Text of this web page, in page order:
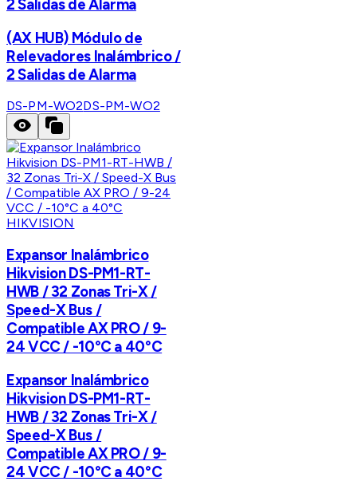
2 Salidas de Alarma
(AX HUB) Módulo de
Relevadores Inalámbrico /
2 Salidas de Alarma
DS-PM-WO2DS-PM-WO2
HIKVISION
Expansor Inalámbrico
Hikvision DS-PM1-RT-
HWB / 32 Zonas Tri-X /
Speed-X Bus /
Compatible AX PRO / 9-
24 VCC / -10°C a 40°C
Expansor Inalámbrico
Hikvision DS-PM1-RT-
HWB / 32 Zonas Tri-X /
Speed-X Bus /
Compatible AX PRO / 9-
24 VCC / -10°C a 40°C